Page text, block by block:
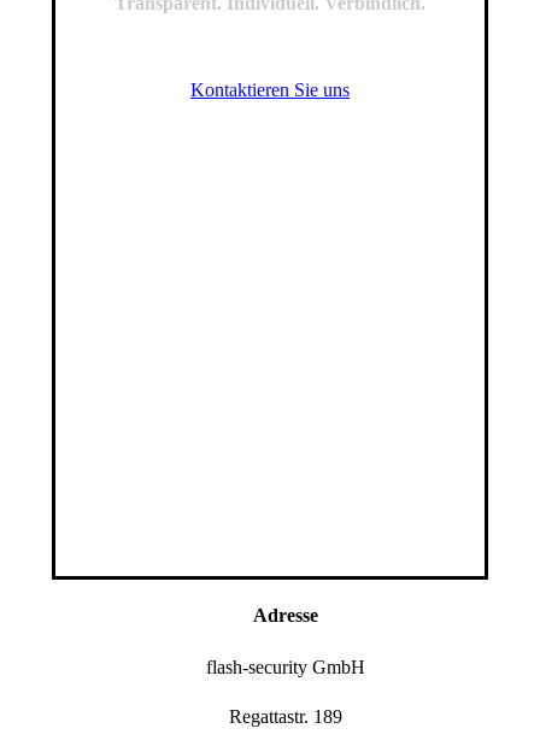
Kontaktieren Sie uns
Adresse
flash-security GmbH
Regattastr. 189